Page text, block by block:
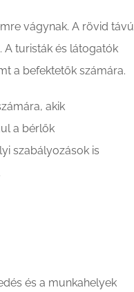
vágynak. A rövid távú
A turisták és látogatók
a befektetők számára.
akik
a bérlők
szabályozások is
és a munkahelyek